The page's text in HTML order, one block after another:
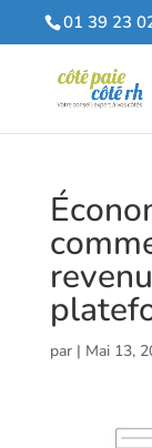
01 39 23
par | Mai 13,